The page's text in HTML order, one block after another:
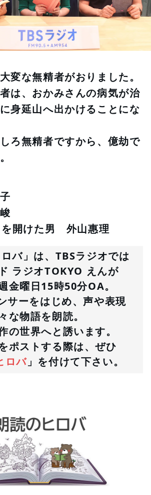
変な無精者がおりました。
は、おかみさんの病気が治
身延山へ出かけることにな
ろ無精者ですから、億劫で
開けた男　外山惠理
バ」は、TBSラジオでは
ラジオTOKYO えんが
金曜日15時50分OA。
サーをはじめ、声や表現
な物語を朗読。
の世界へと誘います。
ポストする際は、ぜひ
ロバ」を付けて下さい。